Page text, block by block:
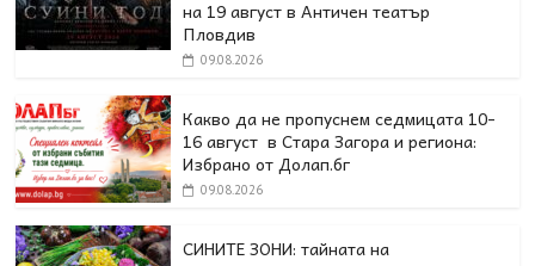
на 19 август в Античен театър
Пловдив
09.08.2026
Какво да не пропуснем седмицата 10-
16 август в Стара Загора и региона:
Избрано от Долап.бг
09.08.2026
СИНИТЕ ЗОНИ: тайната на